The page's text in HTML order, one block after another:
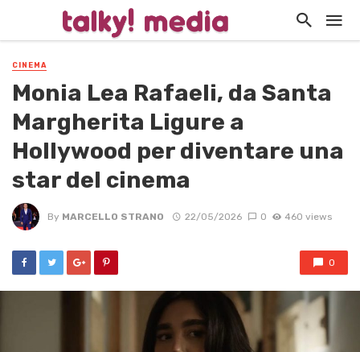
CINEMA
Monia Lea Rafaeli, da Santa
Margherita Ligure a
Hollywood per diventare una
star del cinema
By MARCELLO STRANO 22/05/2026 0 460 views
0